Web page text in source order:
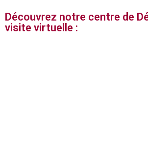
Découvrez notre centre de
visite virtuelle :